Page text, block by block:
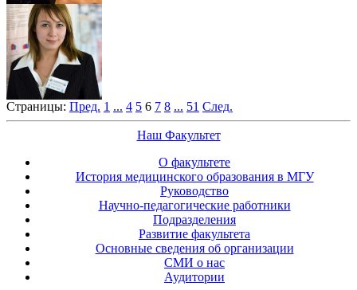
Страницы: Пред. 1 ... 4 5 6 7 8 ... 51 След.
Наш Факультет
О факультете
История медицинского образования в МГУ
Руководство
Научно-педагогические работники
Подразделения
Развитие факультета
Основные сведения об организации
СМИ о нас
Аудитории